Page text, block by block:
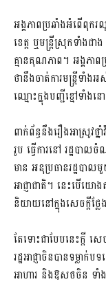
អង្គភាពប្រឆាំង​អំពើពុករ
ខេត្ត​ ឬមន្រ្តីស្រុកទាំងជ
គ្មានគុណភាព​។ អង្គភា
ថានឹងចាត់ការមន្ត្រី​ទាំង
ឈ្មោះ​ក្នុងបញ្ជីខ្មៅទាំង
ពាក់ព័ន្ធនឹងរឿង​អាស្រូវ​ថ្
រូប​ ធ្វើការនៅ​ រដ្ឋប
មាន​ អនុប្រធានរដ្ឋបាល​មួ
អាជ្ញាជាតិ​។ នេះបើយ
និយាយនៅក្នុងសេចក្តីថ្ល
តែទោះជាបែបនេះក្តី​ ស
រដ្ឋអាជ្ញាចិន​បានទម្លា
អាហារ​ និងឱសថចិន​ ទាំ